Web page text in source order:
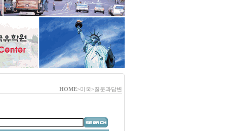
HOME>미국>질문과답변